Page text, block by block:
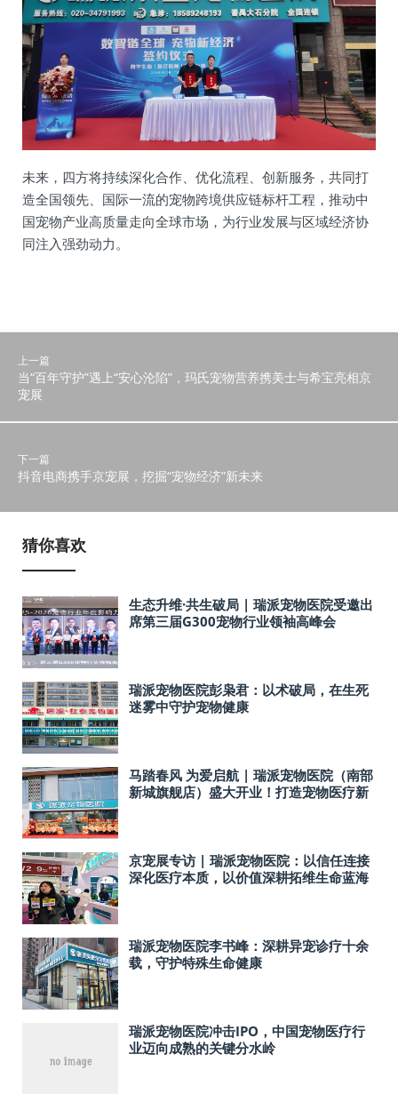
未来，四方将持续深化合作、优化流程、创新服务，共同打
造全国领先、国际一流的宠物跨境供应链标杆工程，推动中
国宠物产业高质量走向全球市场，为行业发展与区域经济协
同注入强劲动力。
上一篇
当“百年守护”遇上“安心沦陷”，玛氏宠物营养携美士与希宝亮相京
宠展
下一篇
抖音电商携手京宠展，挖掘“宠物经济”新未来
猜你喜欢
生态升维·共生破局 | 瑞派宠物医院受邀出
席第三届G300宠物行业领袖高峰会
瑞派宠物医院彭枭君：以术破局，在生死
迷雾中守护宠物健康
马踏春风 为爱启航 | 瑞派宠物医院（南部
新城旗舰店）盛大开业！打造宠物医疗新
京宠展专访 | 瑞派宠物医院：以信任连接
深化医疗本质，以价值深耕拓维生命蓝海
瑞派宠物医院李书峰：深耕异宠诊疗十余
载，守护特殊生命健康
瑞派宠物医院冲击IPO，中国宠物医疗行
业迈向成熟的关键分水岭